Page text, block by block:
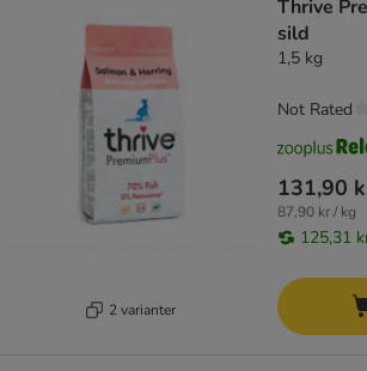
2 varianter
Thrive
sild
1,5 kg
131,90
87,90 kr / kg
125,31
Not Rated